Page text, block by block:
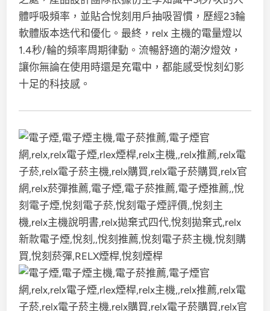
體呼吸頻率，並貼合悅刻用戶抽吸習慣，歷經23輪
軟體版本迭代和優化。最終，relx 主機的電量燈以
1.4秒/輪的頻率周期律動。流暢舒適的潮汐燈效，
讓你無論在使用時還是充電中，都能感受悅刻幻影
十足的科技感。